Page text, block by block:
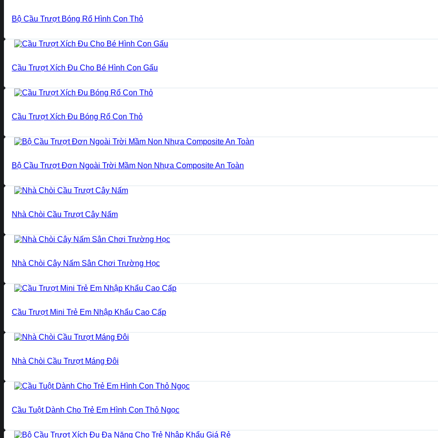
Bộ Cầu Trượt Bóng Rổ Hình Con Thỏ
Cầu Trượt Xích Đu Cho Bé Hình Con Gấu
Cầu Trượt Xích Đu Bóng Rổ Con Thỏ
Bộ Cầu Trượt Đơn Ngoài Trời Mầm Non Nhựa Composite An Toàn
Nhà Chòi Cầu Trượt Cây Nấm
Nhà Chòi Cây Nấm Sân Chơi Trường Học
Cầu Trượt Mini Trẻ Em Nhập Khẩu Cao Cấp
Nhà Chòi Cầu Trượt Máng Đôi
Cầu Tuột Dành Cho Trẻ Em Hình Con Thỏ Ngọc